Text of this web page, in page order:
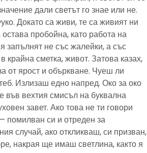
дали светът го знае или не.
Докато са живи, те са живият ни
пробойна, като работа на
запълнят не със жалейки, а със
крайна сметка, живот. Затова казах,
от ярост и объркване. Чуеш ли
Излизаш едно напред. Око за око
във вехтия смисъл на буквална
завет. Ако това не ти говори
помилван си и отреден за
случай, ако откликваш, си призван,
накрая ще имаш светлина, както я